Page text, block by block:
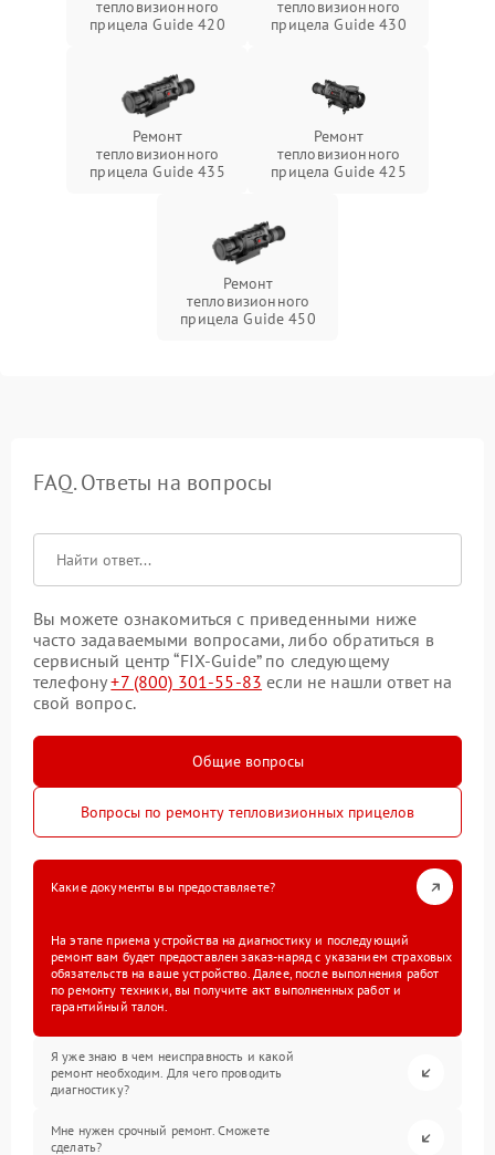
тепловизионного
прицела Guide 420
тепловизионного
прицела Guide 430
Ремонт
тепловизионного
прицела Guide 435
Ремонт
тепловизионного
прицела Guide 425
Ремонт
тепловизионного
прицела Guide 450
FAQ. Ответы на вопросы
Вы можете ознакомиться с приведенными ниже
часто задаваемыми вопросами, либо обратиться в
сервисный центр “FIX-Guide” по следующему
телефону+7 (800) 301-55-83 если не нашли ответ на
свой вопрос.
Общие вопросы
Вопросы по ремонту тепловизионных прицелов
Какие документы вы предоставляете?
На этапе приема устройства на диагностику и последующий
ремонт вам будет предоставлен заказ-наряд с указанием страховых
обязательств на ваше устройство. Далее, после выполнения работ
по ремонту техники, вы получите акт выполненных работ и
гарантийный талон.
Я уже знаю в чем неисправность и какой
ремонт необходим. Для чего проводить
диагностику?
Мне нужен срочный ремонт. Сможете
сделать?